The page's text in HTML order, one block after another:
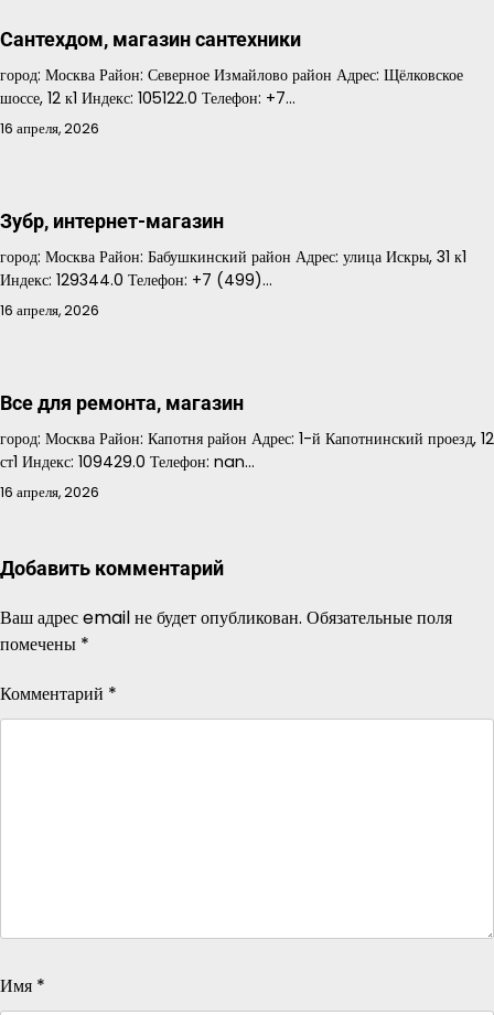
Сантехдом, магазин сантехники
город: Москва Район: Северное Измайлово район Адрес: Щёлковское
шоссе, 12 к1 Индекс: 105122.0 Телефон: +7…
16 апреля, 2026
Зубр, интернет-магазин
город: Москва Район: Бабушкинский район Адрес: улица Искры, 31 к1
Индекс: 129344.0 Телефон: +7 (499)…
16 апреля, 2026
Все для ремонта, магазин
город: Москва Район: Капотня район Адрес: 1-й Капотнинский проезд, 12
ст1 Индекс: 109429.0 Телефон: nan…
16 апреля, 2026
Добавить комментарий
Ваш адрес email не будет опубликован. Обязательные поля
помечены *
Комментарий *
Имя *